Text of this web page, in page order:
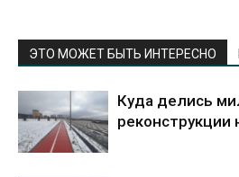
ЭТО МОЖЕТ БЫТЬ ИНТЕРЕСНО
Куда делись
реконструкции